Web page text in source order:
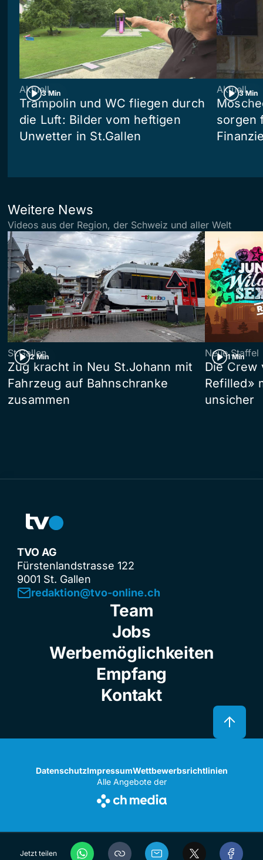
Jetzt teilen
3 Min
Aktuell
Trampolin und WC fliegen durch
die Luft: Bilder vom heftigen
Unwetter in St.Gallen
3 Min
Aktuell
sorgen
Weitere News
Videos aus der Region, der Schweiz und aller Welt
2 Min
St.Gallen
Zug kracht in Neu St.Johann mit
Fahrzeug auf Bahnschranke
zusammen
1 Min
Neue Staffel
Die Crew
Refilled»
unsicher
TVO AG
Fürstenlandstrasse 122
9001 St. Gallen
redaktion@tvo-online.ch
Team
Jobs
Werbemöglichkeiten
Empfang
Kontakt
DatenschutzImpressumWettbewerbsrichtlinien
Alle Angebote der